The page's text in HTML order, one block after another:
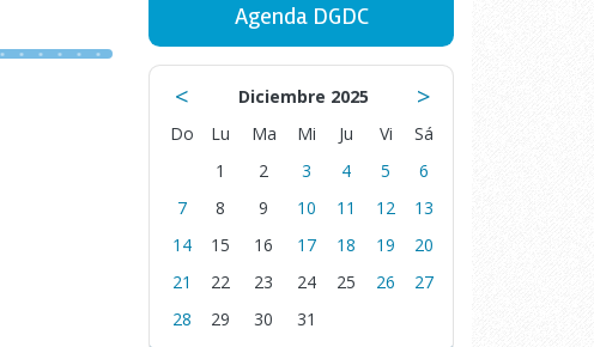
Agenda DGDC
< Diciembre 2025 >
Do Lu Ma Mi Ju Vi
Sá
1
2 3 4 5
6
7
8 9 10 11 12
13
14
15 16 17 18 19
20
21
22 23 24 25 26
27
28
29 30 31